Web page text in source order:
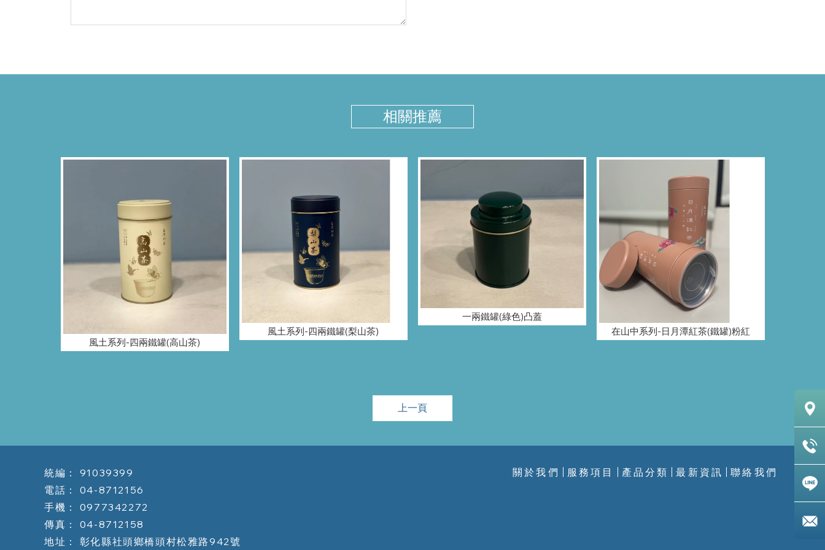
風土系列-四兩鐵罐(高山茶)
風土系列-四兩鐵罐(梨山茶)
一兩鐵罐(綠色)凸蓋
在山中系列-日月潭紅茶(鐵罐)粉紅
上一頁
91039399
04-8712156
0977342272
04-8712158
彰化縣社頭鄉橋頭村松雅路942號
關於我們 服務項目 產品分類 最新資訊 聯絡我們